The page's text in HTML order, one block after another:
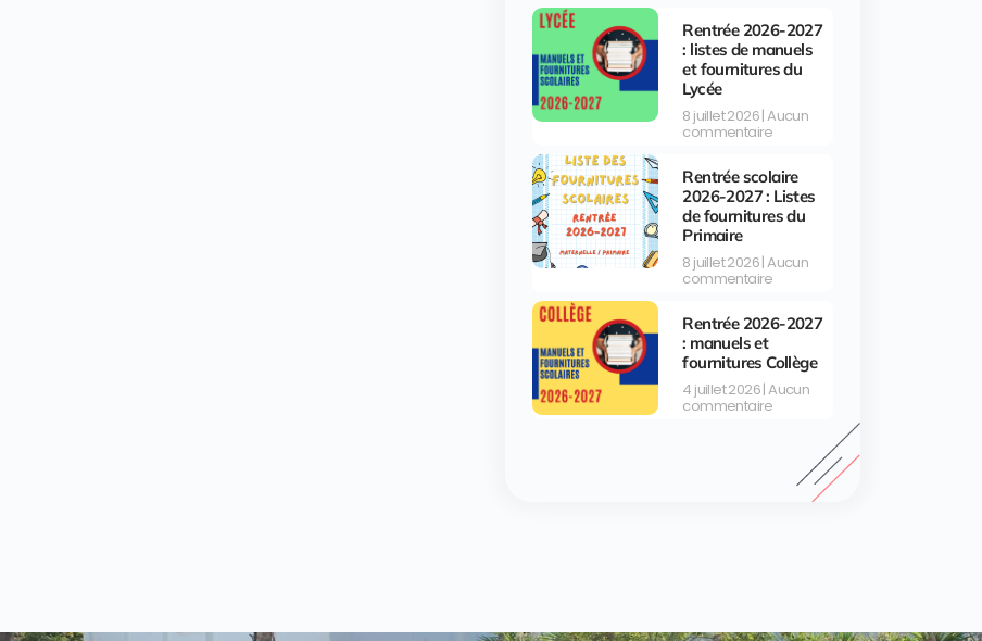
Rentrée 2026-2027
: listes de manuels
et fournitures du
Lycée
8 juillet 2026 Aucun
commentaire
Rentrée scolaire
2026-2027 : Listes
de fournitures du
Primaire
8 juillet 2026 Aucun
commentaire
Rentrée 2026-2027
: manuels et
fournitures Collège
4 juillet 2026 Aucun
commentaire